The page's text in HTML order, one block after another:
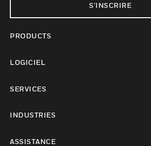
S'INSCRIRE
PRODUCTS
LOGICIEL
SERVICES
INDUSTRIES
ASSISTANCE